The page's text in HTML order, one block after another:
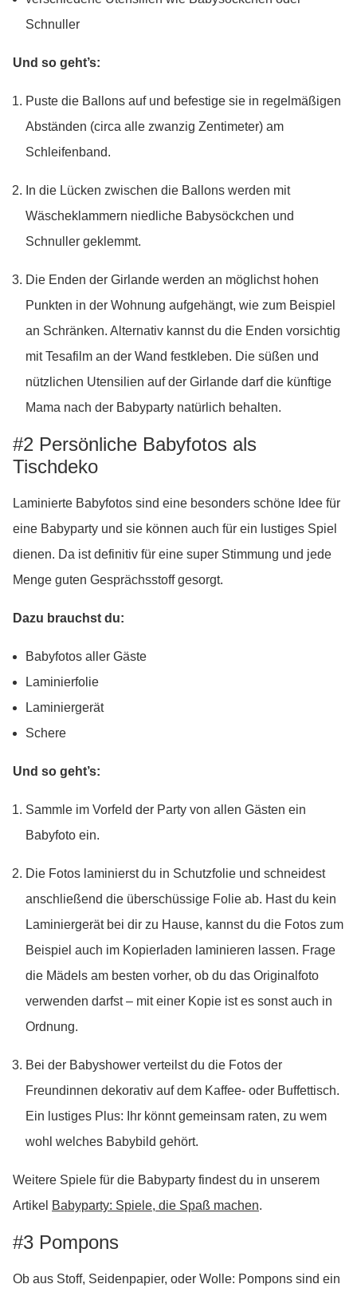
Schnuller
Und so geht’s:
Puste die Ballons auf und befestige sie in regelmäßigen
Abständen (circa alle zwanzig Zentimeter) am
Schleifenband.
In die Lücken zwischen die Ballons werden mit
Wäscheklammern niedliche Babysöckchen und
Schnuller geklemmt.
Die Enden der Girlande werden an möglichst hohen
Punkten in der Wohnung aufgehängt, wie zum Beispiel
an Schränken. Alternativ kannst du die Enden vorsichtig
mit Tesafilm an der Wand festkleben. Die süßen und
nützlichen Utensilien auf der Girlande darf die künftige
Mama nach der Babyparty natürlich behalten.
#2 Persönliche Babyfotos als
Tischdeko
Laminierte Babyfotos sind eine besonders schöne Idee für
eine Babyparty und sie können auch für ein lustiges Spiel
dienen. Da ist definitiv für eine super Stimmung und jede
Menge guten Gesprächsstoff gesorgt.
Dazu brauchst du:
Babyfotos aller Gäste
Laminierfolie
Laminiergerät
Schere
Und so geht’s:
Sammle im Vorfeld der Party von allen Gästen ein
Babyfoto ein.
Die Fotos laminierst du in Schutzfolie und schneidest
anschließend die überschüssige Folie ab. Hast du kein
Laminiergerät bei dir zu Hause, kannst du die Fotos zum
Beispiel auch im Kopierladen laminieren lassen. Frage
die Mädels am besten vorher, ob du das Originalfoto
verwenden darfst – mit einer Kopie ist es sonst auch in
Ordnung.
Bei der Babyshower verteilst du die Fotos der
Freundinnen dekorativ auf dem Kaffee- oder Buffettisch.
Ein lustiges Plus: Ihr könnt gemeinsam raten, zu wem
wohl welches Babybild gehört.
Weitere Spiele für die Babyparty findest du in unserem
Artikel Babyparty: Spiele, die Spaß machen.
#3 Pompons
Ob aus Stoff, Seidenpapier, oder Wolle: Pompons sind ein